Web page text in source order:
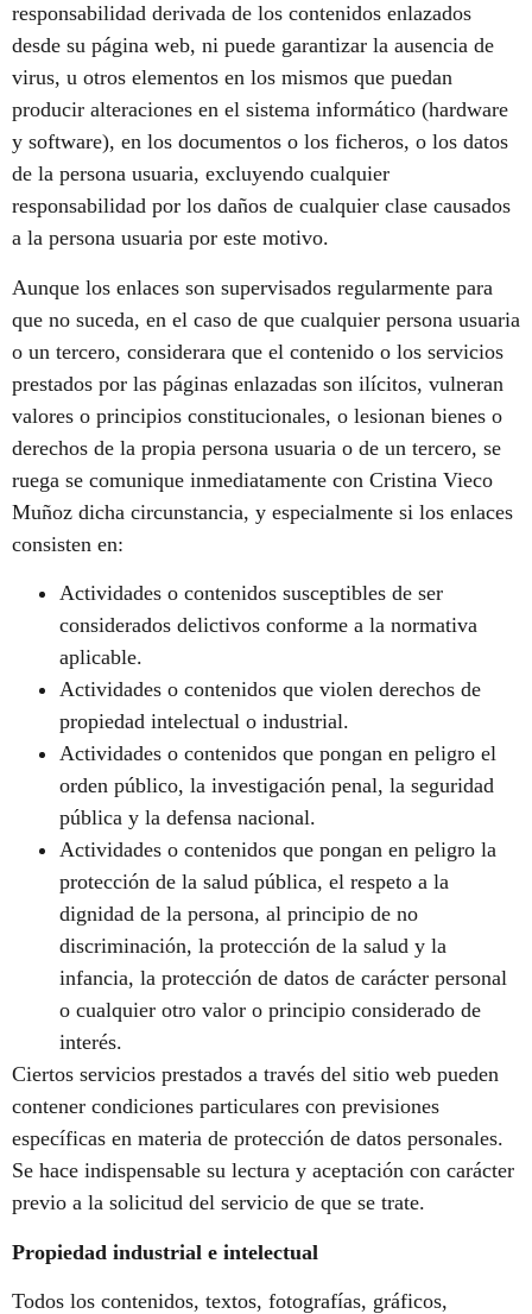
responsabilidad derivada de los contenidos enlazados
desde su página web, ni puede garantizar la ausencia de
virus, u otros elementos en los mismos que puedan
producir alteraciones en el sistema informático (hardware
y software), en los documentos o los ficheros, o los datos
de la persona usuaria, excluyendo cualquier
responsabilidad por los daños de cualquier clase causados
a la persona usuaria por este motivo.
Aunque los enlaces son supervisados regularmente para
que no suceda, en el caso de que cualquier persona usuaria
o un tercero, considerara que el contenido o los servicios
prestados por las páginas enlazadas son ilícitos, vulneran
valores o principios constitucionales, o lesionan bienes o
derechos de la propia persona usuaria o de un tercero, se
ruega se comunique inmediatamente con Cristina Vieco
Muñoz dicha circunstancia, y especialmente si los enlaces
consisten en:
Actividades o contenidos susceptibles de ser
considerados delictivos conforme a la normativa
aplicable.
Actividades o contenidos que violen derechos de
propiedad intelectual o industrial.
Actividades o contenidos que pongan en peligro el
orden público, la investigación penal, la seguridad
pública y la defensa nacional.
Actividades o contenidos que pongan en peligro la
protección de la salud pública, el respeto a la
dignidad de la persona, al principio de no
discriminación, la protección de la salud y la
infancia, la protección de datos de carácter personal
o cualquier otro valor o principio considerado de
interés.
Ciertos servicios prestados a través del sitio web pueden
contener condiciones particulares con previsiones
específicas en materia de protección de datos personales.
Se hace indispensable su lectura y aceptación con carácter
previo a la solicitud del servicio de que se trate.
Propiedad industrial e intelectual
Todos los contenidos, textos, fotografías, gráficos,